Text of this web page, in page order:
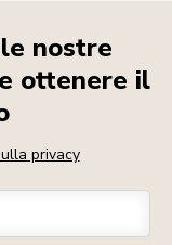
nostre
ottenere il
privacy